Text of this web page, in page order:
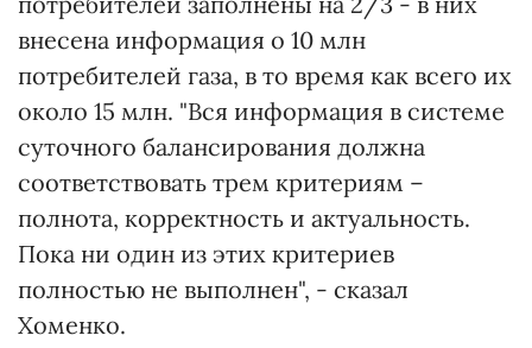
внесена информация о 10 млн
потребителей газа, в то время как всего их
около 15 млн. "Вся информация в системе
суточного балансирования должна
соответствовать трем критериям –
полнота, корректность и актуальность.
Пока ни один из этих критериев
полностью не выполнен", - сказал
Хоменко.